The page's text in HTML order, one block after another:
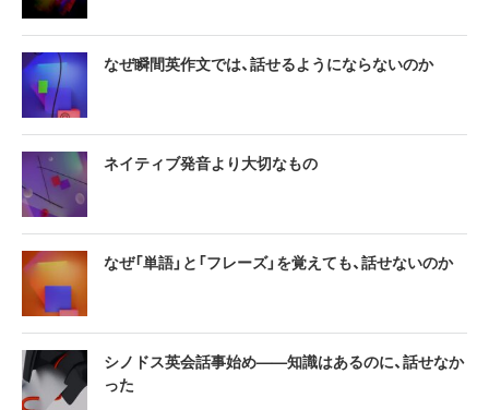
なぜ瞬間英作文では、話せるようにならないのか
ネイティブ発音より大切なもの
なぜ「単語」と「フレーズ」を覚えても、話せないのか
シノドス英会話事始め——知識はあるのに、話せなか
った